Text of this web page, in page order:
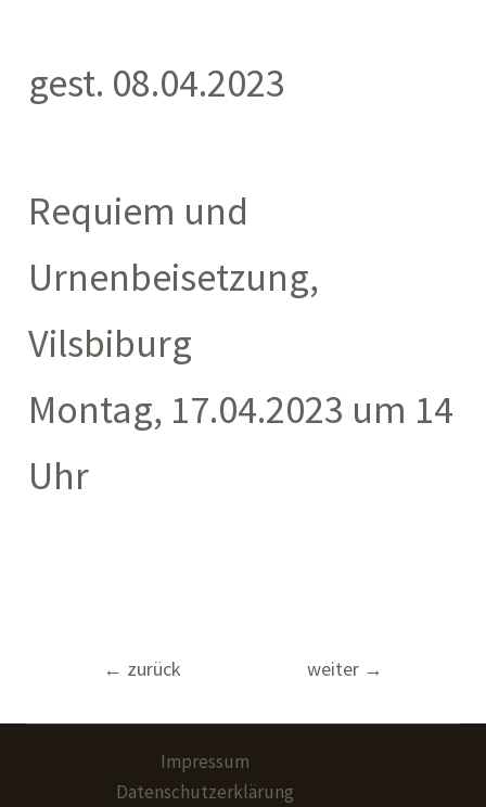
gest. 08.04.2023
Requiem und
Urnenbeisetzung,
Vilsbiburg
Montag, 17.04.2023 um 14
Uhr
Beitragsnavigation
← zurück weiter →
Impressum
Datenschutzerklärung